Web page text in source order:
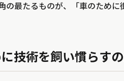
最たるものが、「車のために
技術を飼い慣らす